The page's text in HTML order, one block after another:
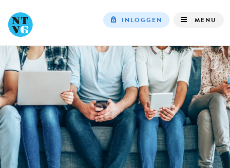
navigation
INLOGGEN MENU